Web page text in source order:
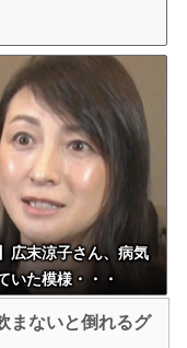
広末涼子さん、病気
いた模様・・・
まないと倒れるグ